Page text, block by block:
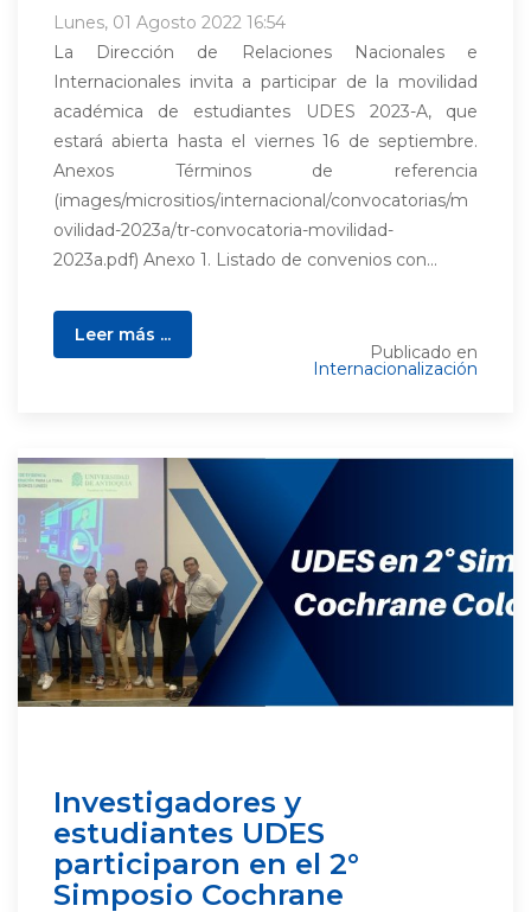
Lunes, 01 Agosto 2022 16:54
La Dirección de Relaciones Nacionales e
Internacionales invita a participar de la movilidad
académica de estudiantes UDES 2023-A, que
estará abierta hasta el viernes 16 de septiembre.
Anexos Términos de referencia
(images/micrositios/internacional/convocatorias/m
ovilidad-2023a/tr-convocatoria-movilidad-
2023a.pdf) Anexo 1. Listado de convenios con...
Leer más ...
Publicado en
Internacionalización
Investigadores y
estudiantes UDES
participaron en el 2°
Simposio Cochrane